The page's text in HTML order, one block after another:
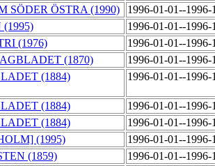
SÖDER ÖSTRA (1990)
1996-01-01--
1996-01-01--
(1976)
1996-01-01--
(1870)
1996-01-01--
(1884)
1996-01-01--
(1884)
1996-01-01--
(1884)
1996-01-01--
(1995)
1996-01-01--
(1859)
1996-01-01--